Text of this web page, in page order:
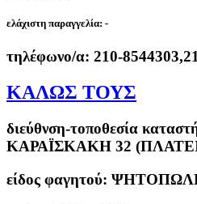
ελάχιστη παραγγελία: -
τηλέφωνο/α: 210-
ΚΑΛΩΣ ΤΟΥΣ
διεύθνση-τοποθεσία
ΚΑΡΑΪΣΚΑΚΗ 32
είδος φαγητού: